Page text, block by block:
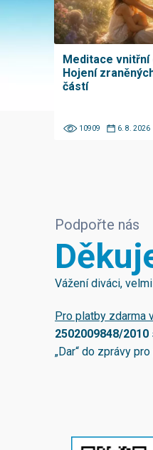
Meditace vnitřní
Hojení
částí
10909 6. 8. 2026
Podpořte nás
Vážení diváci,
Pro platby zdarma
2502009848/2010
„Dar“ do zprávy